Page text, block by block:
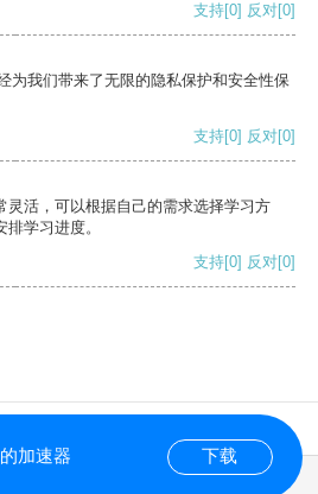
支持[0] 反对[0]
为我们带来了无限的隐私保护和安全性保
支持[0] 反对[0]
灵活，可以根据自己的需求选择学习方
学习进度。
支持[0] 反对[0]
加速器 下载